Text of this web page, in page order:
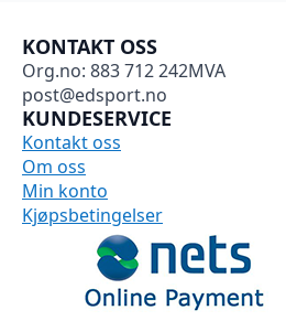
KONTAKT OSS
Org.no: 883 712 242MVA
post@edsport.no
KUNDESERVICE
Kontakt oss
Om oss
Min konto
Kjøpsbetingelser